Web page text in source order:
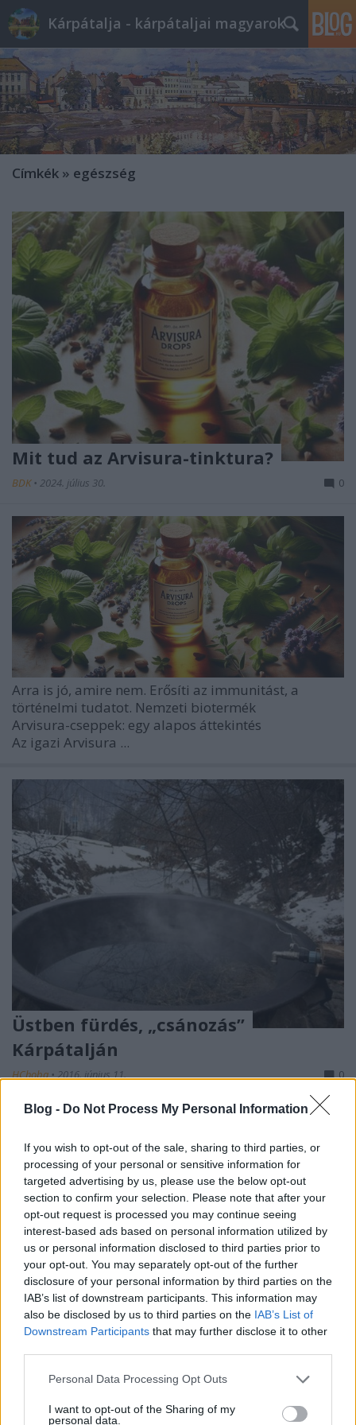
Blog - Do Not Process My Personal Information
If you wish to opt-out of the sale, sharing to third parties, or
processing of your personal or sensitive information for
targeted advertising by us, please use the below opt-out
section to confirm your selection. Please note that after your
opt-out request is processed you may continue seeing
interest-based ads based on personal information utilized by
us or personal information disclosed to third parties prior to
your opt-out. You may separately opt-out of the further
disclosure of your personal information by third parties on the
IAB’s list of downstream participants. This information may
also be disclosed by us to third parties on the IAB’s List of
Downstream Participants that may further disclose it to other
Please note that this website/app uses one or more Google
not limited to your visit or usage behaviour. You may click to
Personal Data Processing Opt Outs
I want to opt-out of the Sharing of my
personal data.
Kárpátalja - kárpátaljai magyarok
Címkék » egészség
Mit tud az Arvisura-tinktura?
BDK • 2024. július 30. 0
Arra is jó, amire nem. Erősíti az immunitást, a
történelmi tudatot. Nemzeti biotermék
Arvisura-cseppek: egy alapos áttekintés
Az igazi Arvisura ...
Üstben fürdés, „csánozás”
Kárpátalján
HChoba•2016. június 11. 0
Gyógyturizmus a Kárpátok vadregényes tájain,
Rónafüreden
Kárpátaljára érkező turistákkedvelt célpontjai a